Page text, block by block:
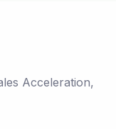
Acceleration,